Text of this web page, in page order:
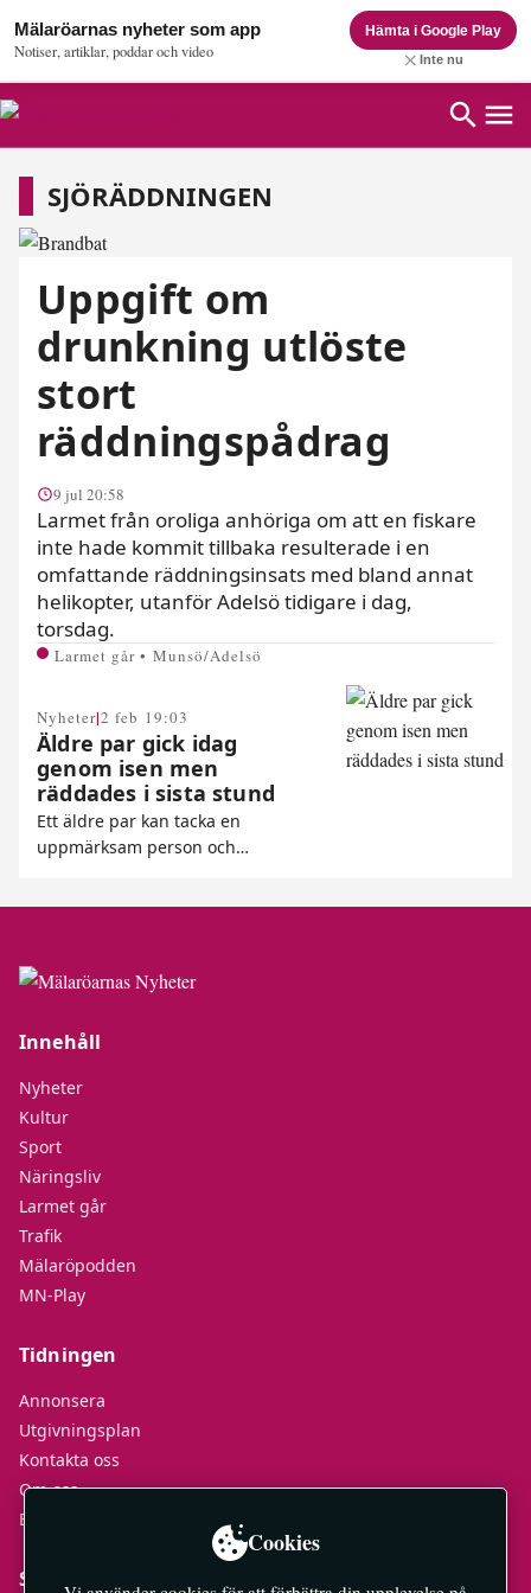
Mälaröarnas nyheter som app
Notiser, artiklar, poddar och video
Hämta i Google Play
Inte nu
Sjöräddningen
SJÖRÄDDNINGEN
Uppgift om
drunkning utlöste
stort
räddningspådrag
9 jul 20:58
Larmet från oroliga anhöriga om att en fiskare
inte hade kommit tillbaka resulterade i en
omfattande räddningsinsats med bland annat
helikopter, utanför Adelsö tidigare i dag,
torsdag.
Larmet går • Munsö/Adelsö
Nyheter|2 feb 19:03
Äldre par gick idag
genom isen men
räddades i sista stund
Ett äldre par kan tacka en
uppmärksam person och…
Innehåll
Nyheter
Kultur
Sport
Näringsliv
Larmet går
Trafik
Mälaröpodden
MN-Play
Tidningen
Annonsera
Utgivningsplan
Kontakta oss
Om oss
E-tidningar
Socialt
Cookies